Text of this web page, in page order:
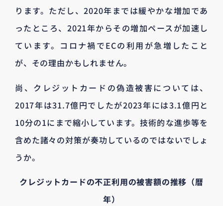
ります。ただし、2020年までは緩やかな増加であ
ったところ、2021年からその増加ペースが加速し
ています。コロナ禍でECの利用が急増したこと
が、その理由かもしれません。
尚、クレジットカードの偽造被害については、
2017年は31.7億円でしたが2023年には3.1億円と
10分の1にまで縮小しています。技術的な進歩等を
含めた諸々の対策が奏功しているのではないでしょ
うか。
クレジットカードの不正利用の被害額の推移（暦
年）